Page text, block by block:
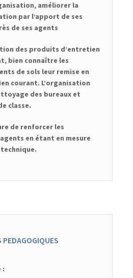
améliorer la
par l’apport de ses
de ses agents
des produits d’entretien
bien connaître les
de sols leur remise en
courant. L’organisation
des bureaux et
classe.
de renforcer les
en étant en mesure
PEDAGOGIQUES
: